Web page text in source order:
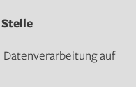
auf